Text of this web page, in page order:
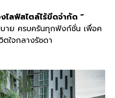
ไลฟ์สไตล์ไร้ขีดจำกัด ”
าย ครบครันทุกฟังก์ชั่น เพื่อค
ใจกลางรัชดา